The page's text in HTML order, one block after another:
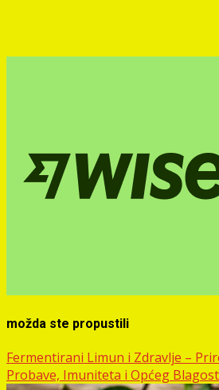
možda ste propustili
Fermentirani Limun i Zdravlje –
Probave, Imuniteta i Općeg